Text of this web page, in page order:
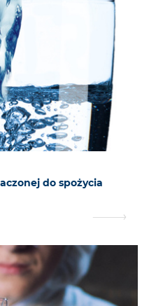
do spożycia